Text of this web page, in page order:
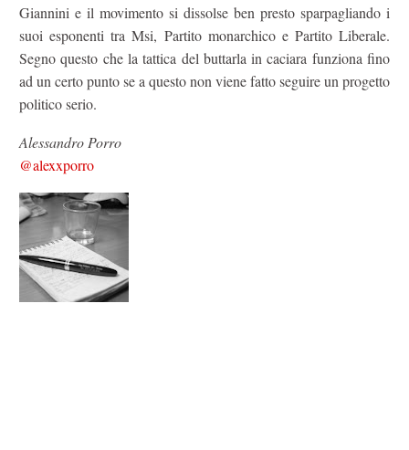
Giannini e il movimento si dissolse ben presto sparpagliando i
suoi esponenti tra Msi, Partito monarchico e Partito Liberale.
Segno questo che la tattica del buttarla in caciara funziona fino
ad un certo punto se a questo non viene fatto seguire un progetto
politico serio.
Alessandro Porro
@alexxporro